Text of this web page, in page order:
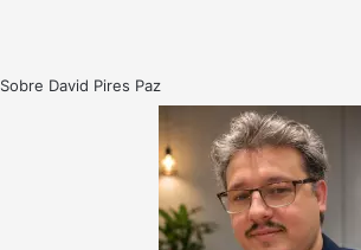
Sobre David Pires Paz